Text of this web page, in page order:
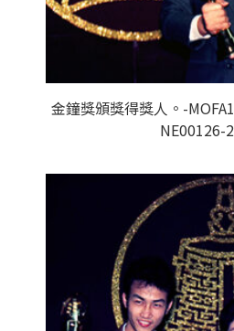
金鐘獎頒獎得獎人。-
NE00126-